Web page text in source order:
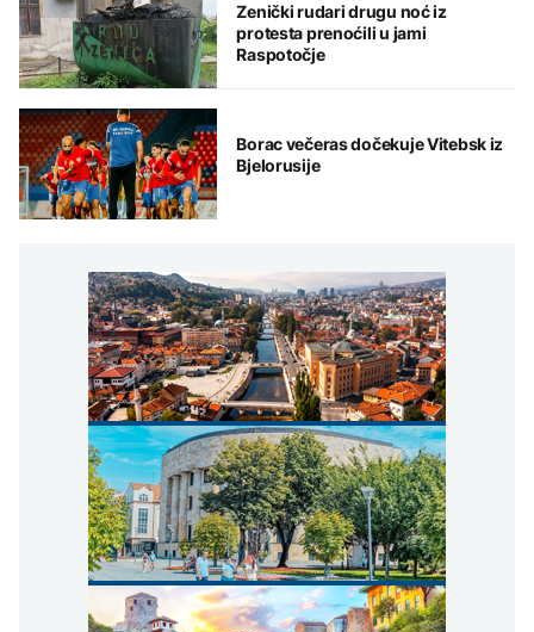
Zenički rudari drugu noć iz
protesta prenoćili u jami
Raspotočje
Borac večeras dočekuje Vitebsk iz
Bjelorusije